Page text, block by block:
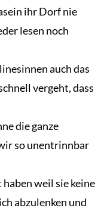
ihr Dorf nie
lesen noch
auch das
vergeht, dass
die ganze
so unentrinnbar
weil sie keine
abzulenken und